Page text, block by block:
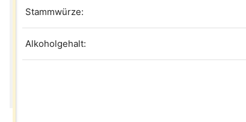
Stammwürze:
Alkoholgehalt: